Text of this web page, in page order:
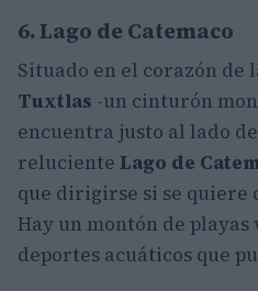
6. Lago de Catemaco
Situado en el corazón de
Tuxtlas -un cinturón
encuentra justo al lado
reluciente Lago de
que dirigirse si se quiere
Hay un montón de
deportes acuáticos que